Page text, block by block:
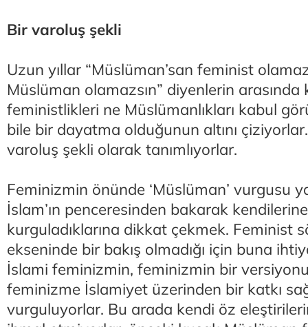
Bir varoluş şekli
Uzun yıllar “Müslüman’san feminist
Müslüman olamazsın” diyenlerin arasında
feministlikleri ne Müslümanlıkları kabul
bile bir dayatma olduğunun altını
varoluş şekli olarak tanımlıyorlar.
Feminizmin önünde ‘Müslüman’ vurgusu
İslam’ın penceresinden bakarak
kurguladıklarına dikkat çekmek. Feminist
ekseninde bir bakış olmadığı için buna
İslami feminizmin, feminizmin bir versiyonu
feminizme İslamiyet üzerinden bir katkı
vurguluyorlar. Bu arada kendi öz